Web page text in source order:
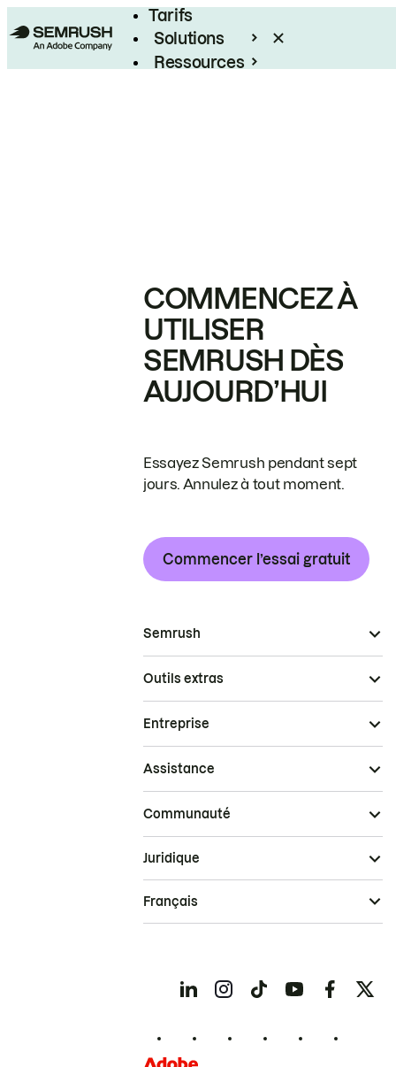
Tarifs
Solutions
Ressources
COMMENCEZ À
UTILISER
SEMRUSH DÈS
AUJOURD’HUI
Essayez Semrush pendant sept
jours. Annulez à tout moment.
Commencer l’essai gratuit
Semrush
Outils extras
Entreprise
Assistance
Communauté
Juridique
Français